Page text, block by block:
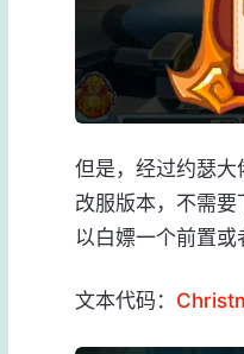
但是，经过约瑟大
改服版本，不需
以白嫖一个前置
文本代码：